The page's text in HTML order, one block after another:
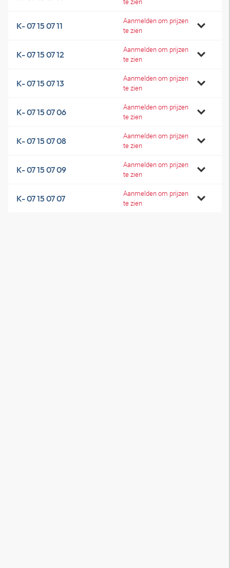
K- 07 15 07 11
Aanmelden om prijzen
te zien
K- 07 15 07 12
Aanmelden om prijzen
te zien
K- 07 15 07 13
Aanmelden om prijzen
te zien
K- 07 15 07 06
Aanmelden om prijzen
te zien
K- 07 15 07 08
Aanmelden om prijzen
te zien
K- 07 15 07 09
Aanmelden om prijzen
te zien
K- 07 15 07 07
Aanmelden om prijzen
te zien